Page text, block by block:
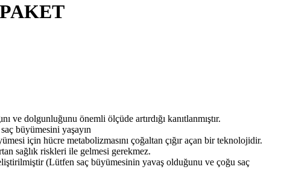
dolgunluğunu önemli ölçüde artırdığı kanıtlanmıştır.
büyümesini yaşayın
için hücre metabolizmasını çoğaltan çığır açan bir teknolojidir.
sağlık riskleri ile gelmesi gerekmez.
(Lütfen saç büyümesinin yavaş olduğunu ve çoğu saç